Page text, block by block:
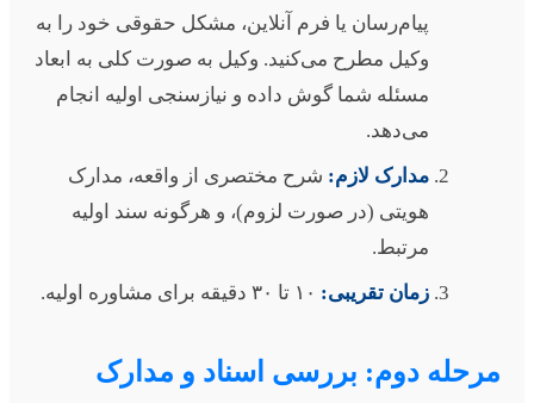
پیام‌رسان یا فرم آنلاین، مشکل حقوقی خود را به
وکیل مطرح می‌کنید. وکیل به صورت کلی به ابعاد
مسئله شما گوش داده و نیازسنجی اولیه انجام
می‌دهد.
مدارک لازم:شرح مختصری از واقعه، مدارک
هویتی (در صورت لزوم)، و هرگونه سند اولیه
مرتبط.
زمان تقریبی: ۱۰ تا ۳۰ دقیقه برای مشاوره اولیه.
دوم: بررسی اسناد و مدارک